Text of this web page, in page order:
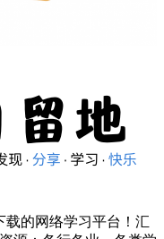
载的网络学习平台！汇